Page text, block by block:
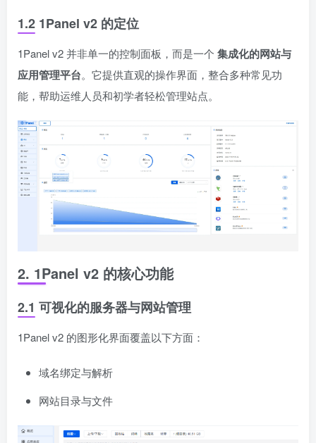
1.2 1Panel v2 的定位
1Panel v2 并非单一的控制面板，而是一个 集成化的网站与
应用管理平台。它提供直观的操作界面，整合多种常见功
能，帮助运维人员和初学者轻松管理站点。
2. 1Panel v2 的核心功能
2.1 可视化的服务器与网站管理
1Panel v2 的图形化界面覆盖以下方面：
域名绑定与解析
网站目录与文件